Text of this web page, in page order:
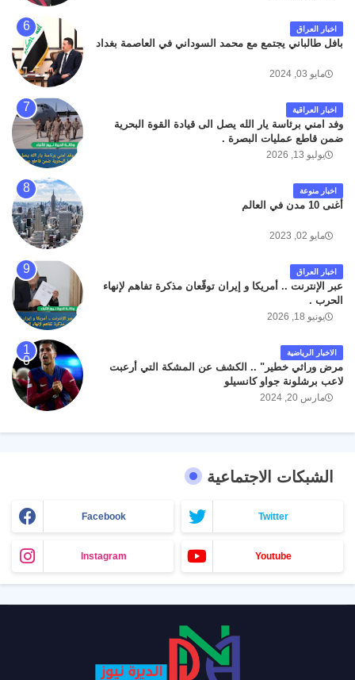
اخبار العراق
بافل طالباني يجتمع مع محمد السوداني في العاصمة بغداد
مايو 03, 2024
اخبار العراقية
وفد امني برئاسة يار الله يصل الى قيادة القوة البحرية
ضمن قاطع عمليات البصرة .
يوليو 13, 2026
اخبار منوعة
أغنى 10 مدن في العالم
مايو 02, 2023
اخبار العراق
عبر الإنترنت .. أمريكا و إيران توقّعان مذكرة تفاهم لإنهاء
الحرب .
يونيو 18, 2026
الاخبار الرياضية
مرض وراثي خطير" .. الكشف عن المشكة التي أرعبت
لاعب برشلونة جواو كانسيلو
مارس 20, 2024
الشبكات الاجتماعية
Facebook Twitter
Instagram Youtube